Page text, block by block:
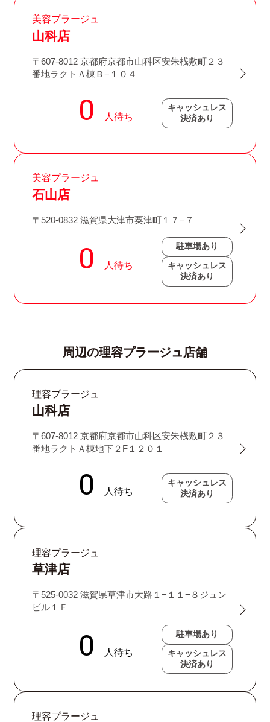
美容プラージュ
山科店
〒607-8012 京都府京都市山科区安朱桟敷町２３
番地ラクトＡ棟Ｂ−１０４
キャッシュレス
決済あり
美容プラージュ
石山店
〒520-0832 滋賀県大津市粟津町１７−７
駐車場あり
キャッシュレス
決済あり
周辺の理容プラージュ店舗
理容プラージュ
山科店
〒607-8012 京都府京都市山科区安朱桟敷町２３
番地ラクトＡ棟地下２F１２０１
キャッシュレス
決済あり
理容プラージュ
草津店
〒525-0032 滋賀県草津市大路１−１１−８ジュン
ビル１Ｆ
駐車場あり
キャッシュレス
決済あり
理容プラージュ